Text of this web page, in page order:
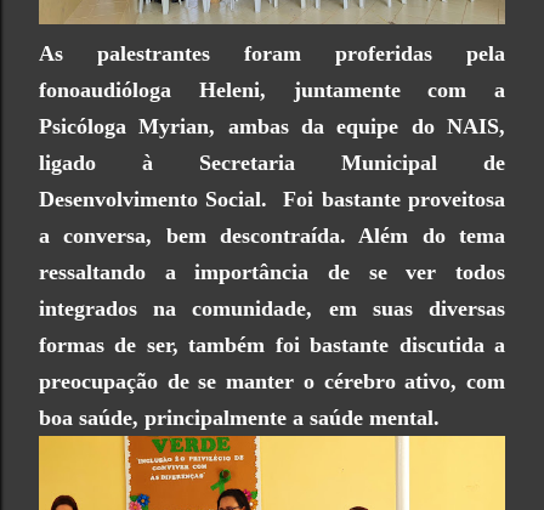
As palestrantes foram proferidas pela
fonoaudióloga Heleni, juntamente com a
Psicóloga Myrian, ambas da equipe do NAIS,
ligado à Secretaria Municipal de
Desenvolvimento Social. Foi bastante proveitosa
a conversa, bem descontraída. Além do tema
ressaltando a importância de se ver todos
integrados na comunidade, em suas diversas
formas de ser, também foi bastante discutida a
preocupação de se manter o cérebroativo, com
boa saúde, principalmente a saúde mental.